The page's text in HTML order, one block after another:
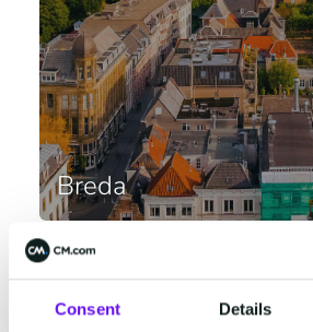
Consent Details
Breda
4825 BD Breda
+31 (0)76 5727000
Se i Google Maps